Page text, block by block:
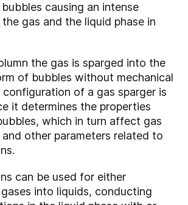
causing an intense
gas and the liquid phase in
the gas is sparged into the
of bubbles without mechanical
of a gas sparger is
it determines the properties
which in turn affect gas
other parameters related to
can be used for either
into liquids, conducting